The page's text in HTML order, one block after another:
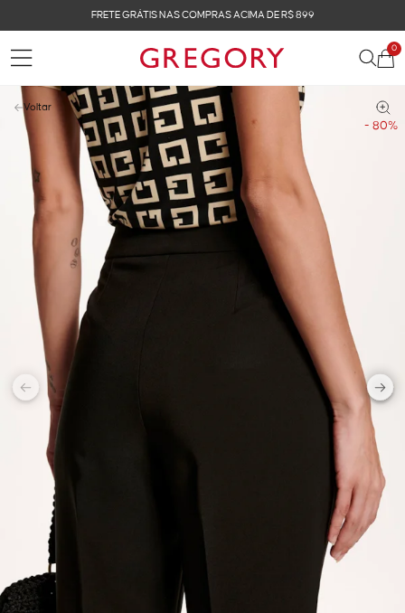
FRETE GRÁTIS NAS COMPRAS ACIMA DE R$ 899
0
- 80%
Voltar